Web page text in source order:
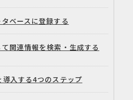
ベースに登録する
関連情報を検索・生成する
導入する4つのステップ